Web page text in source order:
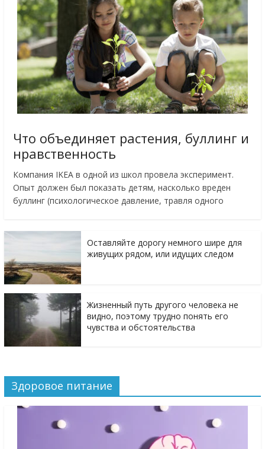
Что объединяет растения, буллинг и
нравственность
Компания IKEA в одной из школ провела эксперимент.
Опыт должен был показать детям, насколько вреден
буллинг (психологическое давление, травля одного
Оставляйте дорогу немного шире для
живущих рядом, или идущих следом
Жизненный путь другого человека не
видно, поэтому трудно понять его
чувства и обстоятельства
Здоровое питание